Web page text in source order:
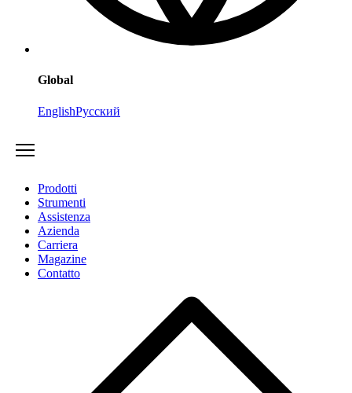
Global
EnglishРусский
Prodotti
Strumenti
Assistenza
Azienda
Carriera
Magazine
Contatto